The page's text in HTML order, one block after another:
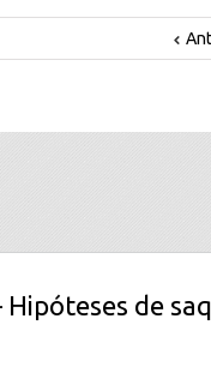
Hipóteses de